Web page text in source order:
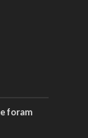
foram